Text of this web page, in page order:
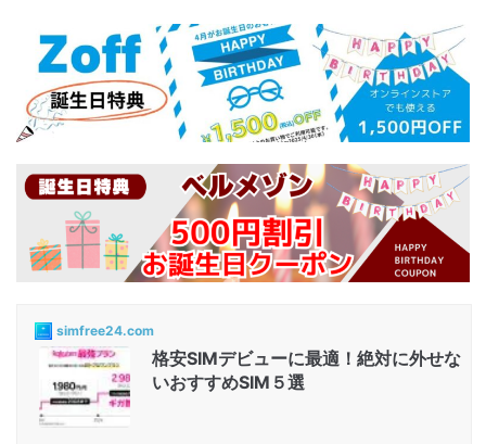
simfree24.com
格安SIMデビューに最適！絶対に外せな
いおすすめSIM５選